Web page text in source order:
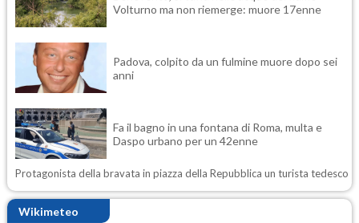
Volturno ma non riemerge: muore 17enne
Padova, colpito da un fulmine muore dopo sei
anni
Fa il bagno in una fontana di Roma, multa e
Daspo urbano per un 42enne
Protagonista della bravata in piazza della Repubblica un turista tedesco
Wikimeteo